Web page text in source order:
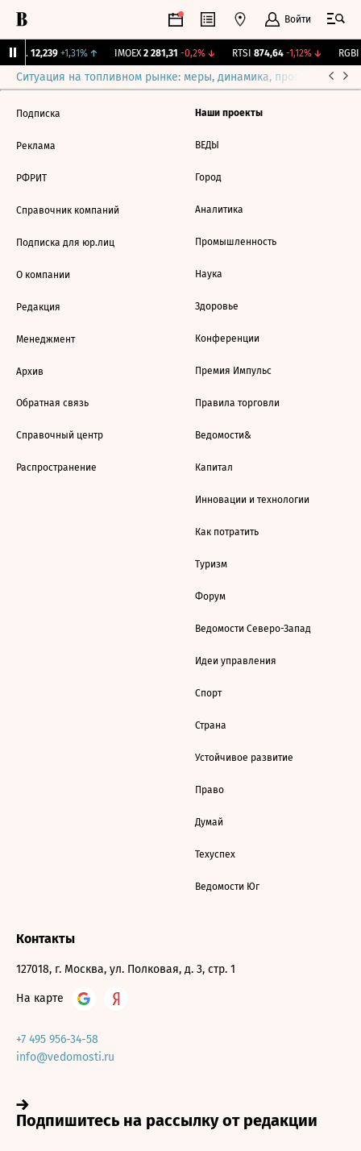
Войти
12,239 +1,31%↑ IMOEX 2 281,31 -0,2%↓ RTSI 874,64 -1,12%↓ RGBI
Ситуация на топливном рынке: меры, динамика, прогнозы
Подписка
Реклама
РФРИТ
Справочник компаний
Подписка для юр.лиц
О компании
Редакция
Менеджмент
Архив
Обратная связь
Справочный центр
Распространение
Наши проекты
ВЕДЫ
Город
Аналитика
Промышленность
Наука
Здоровье
Конференции
Премия Импульс
Правила торговли
Ведомости&
Капитал
Инновации и технологии
Как потратить
Туризм
Форум
Ведомости Северо-Запад
Идеи управления
Спорт
Страна
Устойчивое развитие
Право
Думай
Техуспех
Ведомости Юг
Контакты
127018, г. Москва, ул. Полковая, д. 3, стр. 1
На карте
+7 495 956-34-58
info@vedomosti.ru